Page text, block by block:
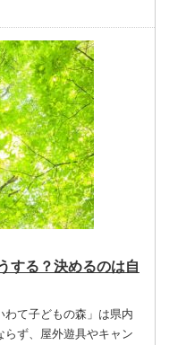
する？決めるのは自
て子どもの森」は県内
ず、屋外遊具やキャン